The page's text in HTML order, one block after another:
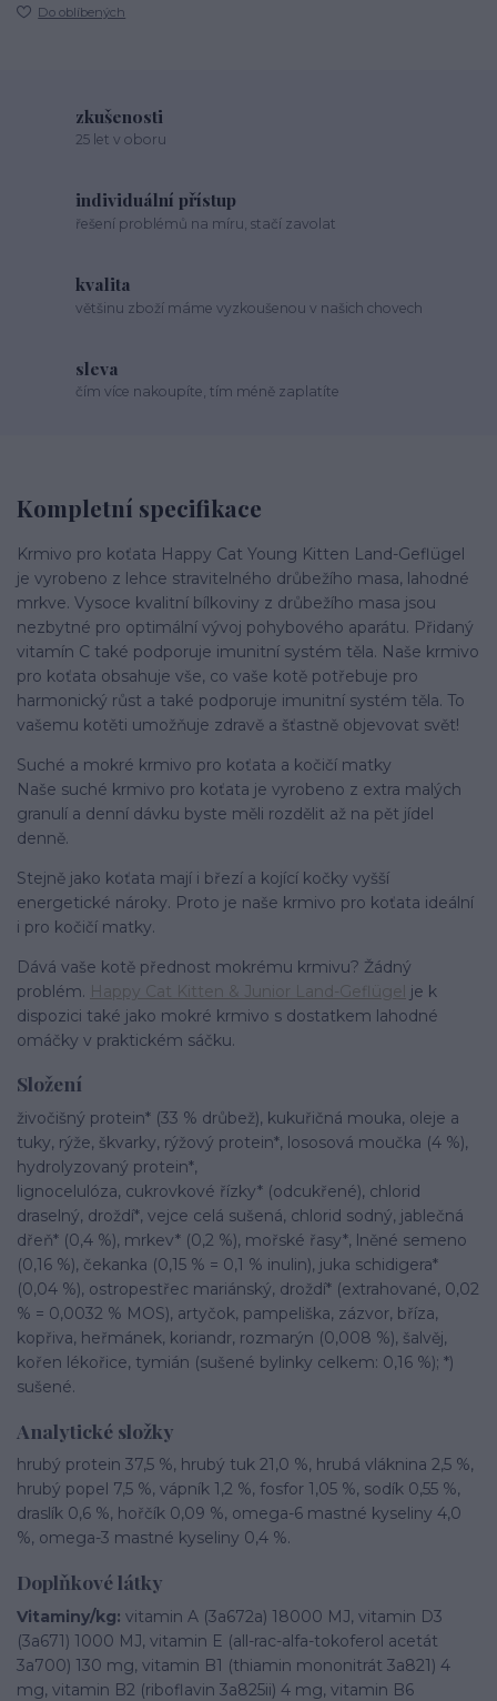
Do oblíbených
zkušenosti
25 let v oboru
individuální přístup
řešení problémů na míru, stačí zavolat
kvalita
většinu zboží máme vyzkoušenou v našich chovech
sleva
čím více nakoupíte, tím méně zaplatíte
Kompletní specifikace
Krmivo pro koťata Happy Cat Young Kitten Land-Geflügel
je vyrobeno z lehce stravitelného drůbežího masa, lahodné
mrkve. Vysoce kvalitní bílkoviny z drůbežího masa jsou
nezbytné pro optimální vývoj pohybového aparátu. Přidaný
vitamín C také podporuje imunitní systém těla. Naše krmivo
pro koťata obsahuje vše, co vaše kotě potřebuje pro
harmonický růst a také podporuje imunitní systém těla. To
vašemu kotěti umožňuje zdravě a šťastně objevovat svět!
Suché a mokré krmivo pro koťata a kočičí matky
Naše suché krmivo pro koťata je vyrobeno z extra malých
granulí a denní dávku byste měli rozdělit až na pět jídel
denně.
Stejně jako koťata mají i březí a kojící kočky vyšší
energetické nároky. Proto je naše krmivo pro koťata ideální
i pro kočičí matky.
Dává vaše kotě přednost mokrému krmivu? Žádný
problém. Happy Cat Kitten & Junior Land-Geflügel je k
dispozici také jako mokré krmivo s dostatkem lahodné
omáčky v praktickém sáčku.
Složení
živočišný protein* (33 % drůbež), kukuřičná mouka, oleje a
tuky, rýže, škvarky, rýžový protein*, lososová moučka (4 %),
hydrolyzovaný protein*,
lignocelulóza, cukrovkové řízky* (odcukřené), chlorid
draselný, droždí*, vejce celá sušená, chlorid sodný, jablečná
dřeň* (0,4 %), mrkev* (0,2 %), mořské řasy*, lněné semeno
(0,16 %), čekanka (0,15 % = 0,1 % inulin), juka schidigera*
(0,04 %), ostropestřec mariánský, droždí* (extrahované, 0,02
% = 0,0032 % MOS), artyčok, pampeliška, zázvor, bříza,
kopřiva, heřmánek, koriandr, rozmarýn (0,008 %), šalvěj,
kořen lékořice, tymián (sušené bylinky celkem: 0,16 %); *)
sušené.
Analytické složky
hrubý protein 37,5 %, hrubý tuk 21,0 %, hrubá vláknina 2,5 %,
hrubý popel 7,5 %, vápník 1,2 %, fosfor 1,05 %, sodík 0,55 %,
draslík 0,6 %, hořčík 0,09 %, omega-6 mastné kyseliny 4,0
%, omega-3 mastné kyseliny 0,4 %.
Doplňkové látky
Vitaminy/kg: vitamin A (3a672a) 18000 MJ, vitamin D3
(3a671) 1000 MJ, vitamin E (all-rac-alfa-tokoferol acetát
3a700) 130 mg, vitamin B1 (thiamin mononitrát 3a821) 4
mg, vitamin B2 (riboflavin 3a825ii) 4 mg, vitamin B6